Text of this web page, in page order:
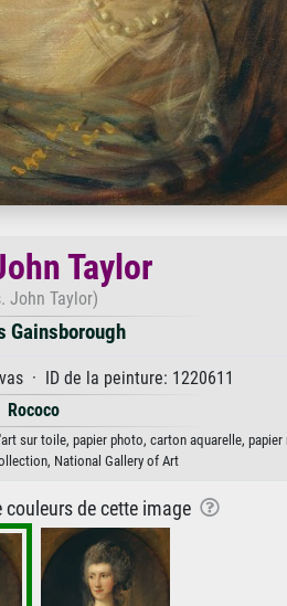
Taylor
John Taylor)
Gainsborough
· ID de la peinture: 1220611
Rococo
sur toile, papier photo, carton aquarelle,
National Gallery of Art
de cette image